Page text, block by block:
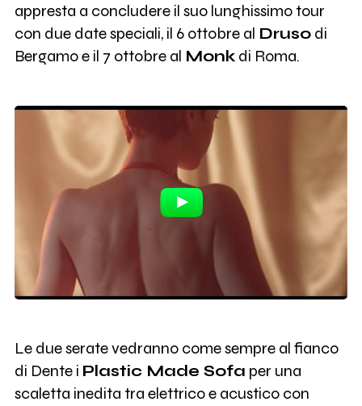
appresta a concludere il suo lunghissimo tour
con due date speciali, il 6 ottobre al Drusodi
Bergamo e il 7 ottobre al Monkdi Roma.
Le due serate vedranno come sempre al fianco
di Dente i Plastic Made Sofa per una
scaletta inedita tra elettrico e acustico con